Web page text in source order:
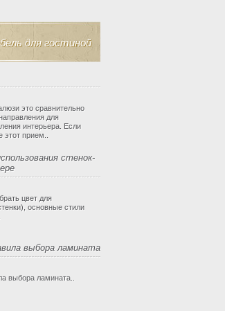
для гостиной
это сравнительно
для
интерьера. Если
этот прием..
стенок-
цвет для
основные стили
выбора ламината
выбора ламината..